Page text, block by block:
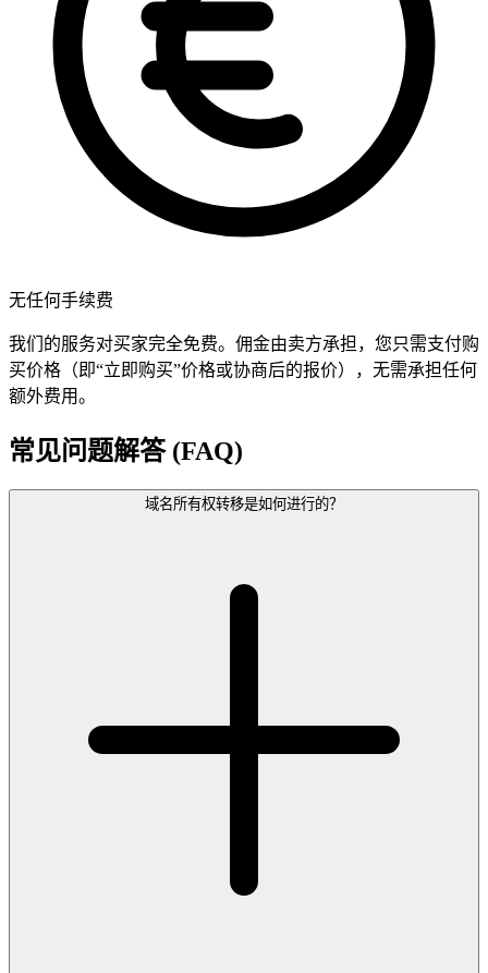
无任何手续费
我们的服务对买家完全免费。佣金由卖方承担，您只需支付购
买价格（即“立即购买”价格或协商后的报价），无需承担任何
额外费用。
常见问题解答 (FAQ)
域名所有权转移是如何进行的？